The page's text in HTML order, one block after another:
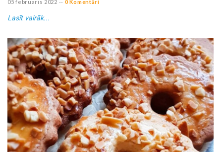
05 februaris 2022 -- 0 Komentāri
Lasīt vairāk...